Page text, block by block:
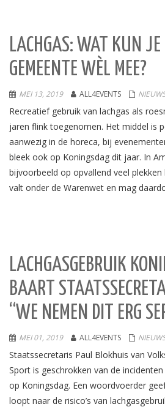
LACHGAS: WAT KUN JE
GEMEENTE WÈL MEE?
MEI 13, 2019 ALL4EVENTS
Recreatief gebruik van lachgas als
jaren flink toegenomen. Het middel is
aanwezig in de horeca, bij
bleek ook op Koningsdag dit jaar. In
bijvoorbeeld op opvallend veel
valt onder de Warenwet en mag
LACHGASGEBRUIK
BAART
“WE NEMEN DIT ERG
MEI 01, 2019 ALL4EVENTS
Staatssecretaris Paul Blokhuis van
Sport is geschrokken van de
op Koningsdag. Een woordvoerder
loopt naar de risico’s van